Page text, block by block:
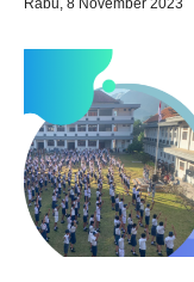
Lainnnya
Rabu, 8 November 2023